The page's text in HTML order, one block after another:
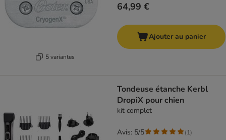
5 variantes
64,99 €
Ajouter au panier
Tondeuse étanche Kerbl
DropiX pour chien
kit complet
Avis: 5/5 (1)